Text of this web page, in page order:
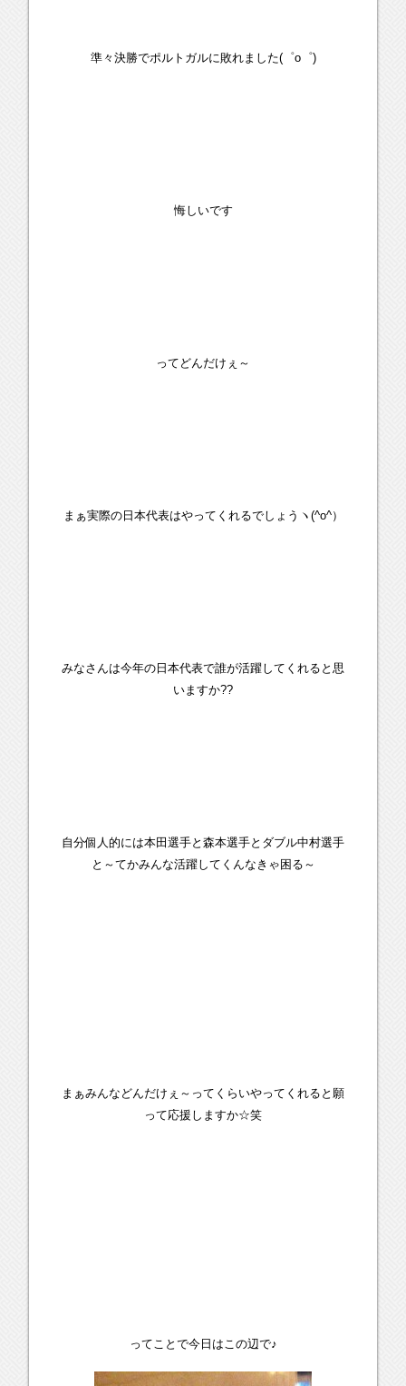
準々決勝でポルトガルに敗れました(゜o゜)
悔しいです
ってどんだけぇ～
まぁ実際の日本代表はやってくれるでしょうヽ(^o^）
みなさんは今年の日本代表で誰が活躍してくれると思
いますか??
自分個人的には本田選手と森本選手とダブル中村選手
と～てかみんな活躍してくんなきゃ困る～
まぁみんなどんだけぇ～ってくらいやってくれると願
って応援しますか☆笑
ってことで今日はこの辺で♪